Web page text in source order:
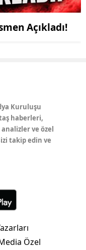
Açıkladı!
Kuruluşu
haberleri,
ve özel
takip edin ve
Özel